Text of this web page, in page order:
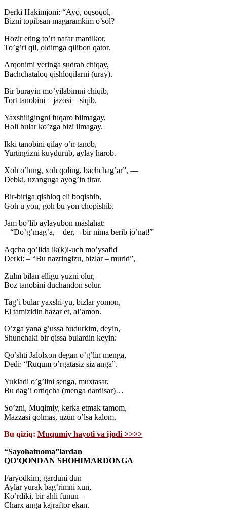
Derki Hakimjoni: “Ayo, oqsoqol,
Bizni topibsan magaramkim o’sol?
Hozir eting to’rt nafar mardikor,
To’g’ri qil, oldimga qilibon qator.
Arqonimi yeringa sudrab chiqay,
Bachchataloq qishloqilarni (uray).
Bir burayin mo’yilabimni chiqib,
Tort tanobini – jazosi – siqib.
Yaxshiligingni fuqaro bilmagay,
Holi bular ko’zga bizi ilmagay.
Ikki tanobini qilay o’n tanob,
Yurtingizni kuydurub, aylay harob.
Xoh o’lung, xoh qoling, bachchag’ar”, —
Debki, uzanguga ayog’in tirar.
Bir-biriga qishloq eli boqishib,
Goh u yon, goh bu yon chopishib.
Jam bo’lib aylayubon maslahat:
– “Do’g’mag’a, – der, – bir nima berib jo’nat!”
Aqcha qo’lida ik(k)i-uch mo’ysafid
Derki: – “Bu nazringizu, bizlar – murid”,
Zulm bilan elligu yuzni olur,
Boz tanobini duchandon solur.
Tag’i bular yaxshi-yu, bizlar yomon,
El tamizidin hazar et, al’amon.
O’zga yana g’ussa budurkim, deyin,
Shunchaki bir qissa bulardin keyin:
Qo’shti Jalolxon degan o’g’lin menga,
Dedi: “Ruqum o’rgatasiz siz anga”.
Yukladi o’g’lini senga, muxtasar,
Bu dag’i ortiqcha (menga dardisar)…
So’zni, Muqimiy, kerka etmak tamom,
Mazzasi qolmas, uzun o’lsa kalom.
Bu qiziq: Muqumiy hayoti va ijodi >>>>
“Sayohatnoma”lardan
QO’QONDAN SHOHIMARDONGA
Faryodkim, garduni dun
Aylar yurak bag’rimni xun,
Ko’rdiki, bir ahli funun –
Charx anga kajraftor ekan.